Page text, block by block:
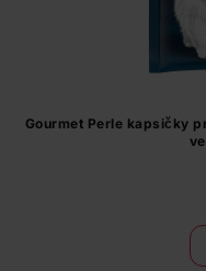
Gourmet Perle kapsičky